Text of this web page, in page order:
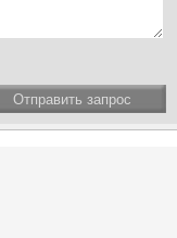
Отправить запрос